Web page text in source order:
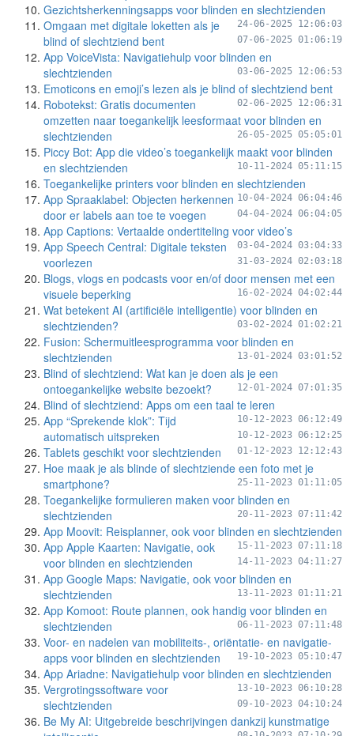
Gezichtsherkenningsapps voor blinden en slechtzienden
24-06-2025 12:06:03
Omgaan met digitale loketten als je
blind of slechtziend bent
07-06-2025 01:06:19
App VoiceVista: Navigatiehulp voor blinden en
slechtzienden
03-06-2025 12:06:53
Emoticons en emoji’s lezen als je blind of slechtziend bent
02-06-2025 12:06:31
Robotekst: Gratis documenten
omzetten naar toegankelijk leesformaat voor blinden en
slechtzienden
26-05-2025 05:05:01
Piccy Bot: App die video’s toegankelijk maakt voor blinden
en slechtzienden
10-11-2024 05:11:15
Toegankelijke printers voor blinden en slechtzienden
10-04-2024 06:04:46
App Spraaklabel: Objecten herkennen
door er labels aan toe te voegen
04-04-2024 06:04:05
App Captions: Vertaalde ondertiteling voor video’s
03-04-2024 03:04:33
App Speech Central: Digitale teksten
voorlezen
31-03-2024 02:03:18
Blogs, vlogs en podcasts voor en/of door mensen met een
visuele beperking
16-02-2024 04:02:44
Wat betekent AI (artificiële intelligentie) voor blinden en
slechtzienden?
03-02-2024 01:02:21
Fusion: Schermuitleesprogramma voor blinden en
slechtzienden
13-01-2024 03:01:52
Blind of slechtziend: Wat kan je doen als je een
ontoegankelijke website bezoekt?
12-01-2024 07:01:35
Blind of slechtziend: Apps om een taal te leren
10-12-2023 06:12:49
App “Sprekende klok”: Tijd
automatisch uitspreken
10-12-2023 06:12:25
Tablets geschikt voor slechtzienden 01-12-2023 12:12:43
Hoe maak je als blinde of slechtziende een foto met je
smartphone?
25-11-2023 01:11:05
Toegankelijke formulieren maken voor blinden en
slechtzienden
20-11-2023 07:11:42
App Moovit: Reisplanner, ook voor blinden en slechtzienden
15-11-2023 07:11:18
App Apple Kaarten: Navigatie, ook
voor blinden en slechtzienden
14-11-2023 04:11:27
App Google Maps: Navigatie, ook voor blinden en
slechtzienden
13-11-2023 01:11:21
App Komoot: Route plannen, ook handig voor blinden en
slechtzienden
06-11-2023 07:11:48
Voor- en nadelen van mobiliteits-, oriëntatie- en navigatie-
apps voor blinden en slechtzienden
19-10-2023 05:10:47
App Ariadne: Navigatiehulp voor blinden en slechtzienden
13-10-2023 06:10:28
Vergrotingssoftware voor
slechtzienden
09-10-2023 04:10:24
Be My AI: Uitgebreide beschrijvingen dankzij kunstmatige